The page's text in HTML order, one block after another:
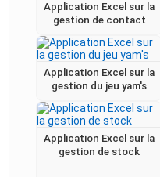
Application Excel sur la
gestion de contact
Application Excel sur la
gestion du jeu yam's
Application Excel sur la
gestion de stock